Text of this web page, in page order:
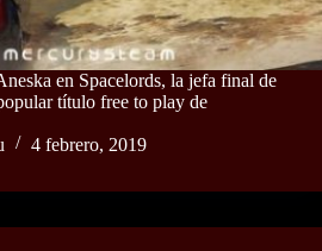
en Spacelords, la jefa final de
título free to play de
4 febrero, 2019